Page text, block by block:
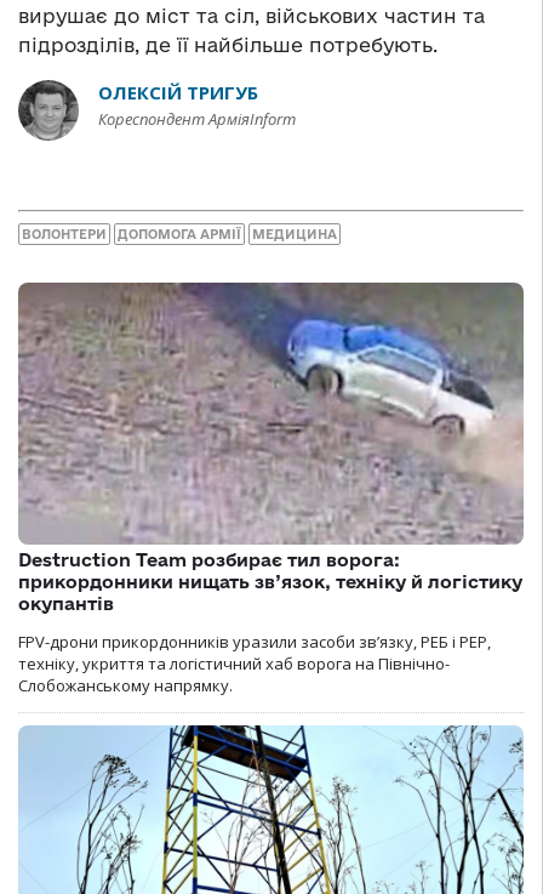
вирушає до міст та сіл, військових частин та
підрозділів, де її найбільше потребують.
ОЛЕКСІЙ ТРИГУБ
Кореспондент АрміяInform
ВОЛОНТЕРИ ДОПОМОГА АРМІЇ МЕДИЦИНА
Destruction Team розбирає тил ворога:
прикордонники нищать зв’язок, техніку й логістику
окупантів
FPV-дрони прикордонників уразили засоби зв’язку, РЕБ і РЕР,
техніку, укриття та логістичний хаб ворога на Північно-
Слобожанському напрямку.